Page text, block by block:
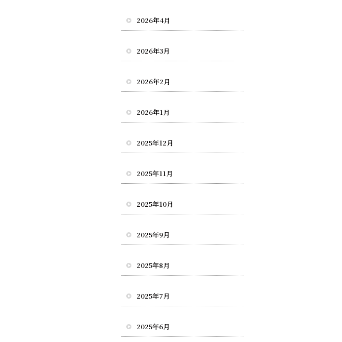
2026年4月
2026年3月
2026年2月
2026年1月
2025年12月
2025年11月
2025年10月
2025年9月
2025年8月
2025年7月
2025年6月